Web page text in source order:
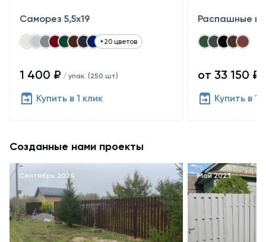
Саморез 5,5x19
+20 цветов
1 400 ₽ / упак. (250 шт)
Купить в 1 клик
Распашные
от 33 150 ₽
Купить в 1
Созданные нами проекты
Сентябрь 2024 Май 2023